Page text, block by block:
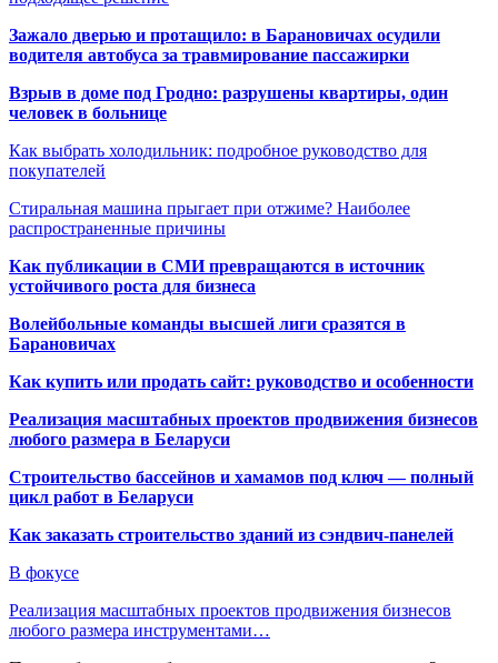
Зажало дверью и протащило: в Барановичах осудили
водителя автобуса за травмирование пассажирки
Взрыв в доме под Гродно: разрушены квартиры, один
человек в больнице
Как выбрать холодильник: подробное руководство для
покупателей
Стиральная машина прыгает при отжиме? Наиболее
распространенные причины
Как публикации в СМИ превращаются в источник
устойчивого роста для бизнеса
Волейбольные команды высшей лиги сразятся в
Барановичах
Как купить или продать сайт: руководство и особенности
Реализация масштабных проектов продвижения бизнесов
любого размера в Беларуси
Строительство бассейнов и хамамов под ключ — полный
цикл работ в Беларуси
Как заказать строительство зданий из сэндвич-панелей
В фокусе
Реализация масштабных проектов продвижения бизнесов
любого размера инструментами…